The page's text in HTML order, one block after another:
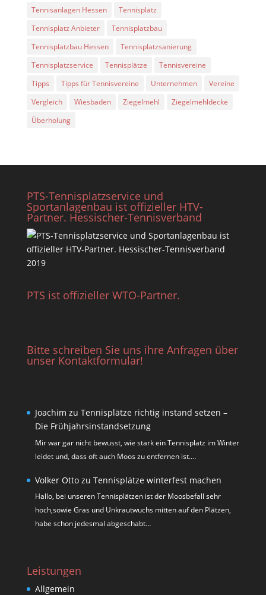
Tennisanlagen Hessen
Tennisplatz
Tennisplatz Anbieter
Tennisplatzbau
Tennisplatzbau Hessen
Tennisplatzsanierung
Tennisplatzservice
Tennisplätze
Tennisvereine
Tipps
Tipps für Tennisvereine Unternehmen
Vereine
Vergleich
Wiesbaden Ziegelmehl
Ziegelmehldecke
Überholung
PTS-Tennisplatzservice und
Sportanlagenbau ist offizieller HTV-
Partner. Hessischer-Tennisverband
PTS ist offizieller WTO-Partner.
Bitte schreiben Sie uns ihre Anfragen über
unser Kontaktformular!
Joachim zu Tennisplätze richtig instand setzen –
Die Frühjahrsinstandsetzung
Mir war gar nicht bewusst, wie stark ein Tennisplatz im Winter
leidet und, dass oft auch Moos zu entfernen ist.…
Volker Ottozu Tennisplätze winterfest machen
Hallo, bei unseren Tennisplätzen ist der Moosbefall sehr
hoch,sowie Gras und Unkrautwuchs mitten auf den Plätzen,
habe schon jedesmal abgeschabt…
Leistungen
Allgemein